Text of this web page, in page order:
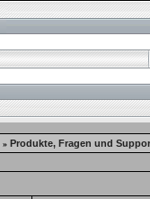
» Produkte, Fragen und